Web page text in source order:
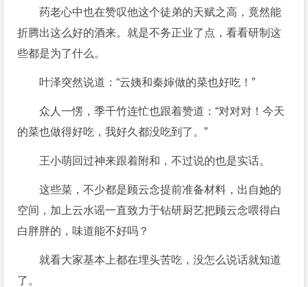
药老心中也在赞叹他这个徒弟的天赋之高，竟然能
折腾出这么好的酒来。就是不务正业了点，看看研制这
些都是为了什么。
叶泽突然说道：“云姨和秦婶做的菜也好吃！”
众人一愣，季千竹连忙也跟着赞道：“对对对！今天
的菜也做得好吃，我好久都没吃到了。”
王小萌回过神来跟着附和，不过说的也是实话。
这些菜，不少都是顾云念提前准备材料，出自她的
空间，加上云水谣一直致力于钻研厨艺把顾云念喂得白
白胖胖的，味道能不好吗？
就看大家基本上都在埋头苦吃，没怎么说话就知道
了。